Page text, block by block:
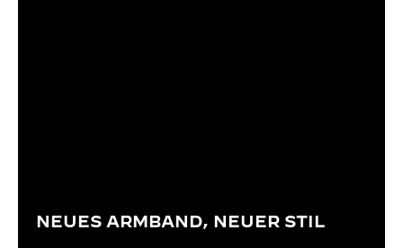
NEUES ARMBAND, NEUER STIL